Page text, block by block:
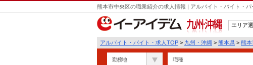
熊本市中央区の職業紹介の求人情報 | アルバイト・バイト・
九州・沖縄
エリア
アルバイト・バイト・求人TOP > 九州・沖縄 > 熊本県 > 熊本
勤務地 職種